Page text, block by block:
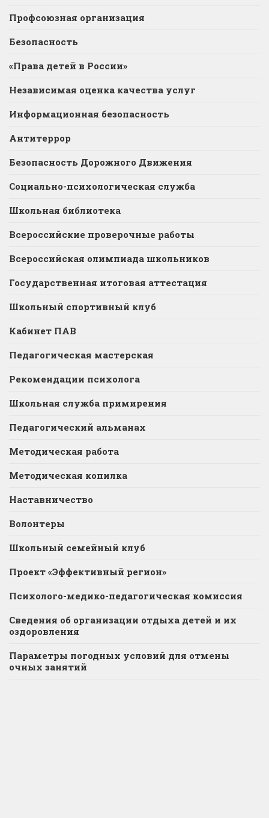
Профсоюзная организация
Безопасность
«Права детей в России»
Независимая оценка качества услуг
Информационная безопасность
Антитеррор
Безопасность Дорожного Движения
Социально-психологическая служба
Школьная библиотека
Всероссийские проверочные работы
Всероссийская олимпиада школьников
Государственная итоговая аттестация
Школьный спортивный клуб
Кабинет ПАВ
Педагогическая мастерская
Рекомендации психолога
Школьная служба примирения
Педагогический альманах
Методическая работа
Методическая копилка
Наставничество
Волонтеры
Школьный семейный клуб
Проект «Эффективный регион»
Психолого-медико-педагогическая комиссия
Сведения об организации отдыха детей и их
оздоровления
Параметры погодных условий для отмены
очных занятий